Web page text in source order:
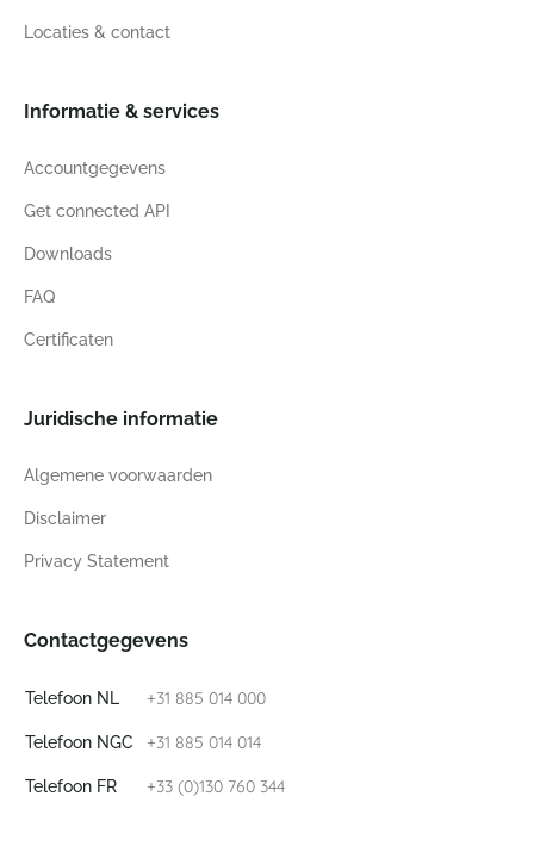
Locaties & contact
Informatie & services
Accountgegevens
Get connected API
Downloads
FAQ
Certificaten
Juridische informatie
Algemene voorwaarden
Disclaimer
Privacy Statement
Contactgegevens
Telefoon NL +31 885 014 000
Telefoon NGC +31 885 014 014
Telefoon FR +33 (0)130 760 344